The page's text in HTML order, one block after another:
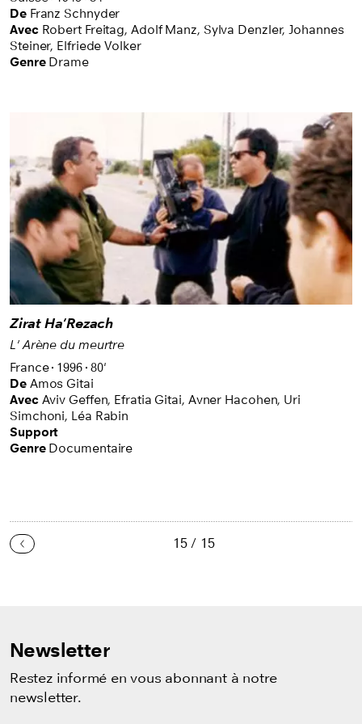
permettent au public de voir ou revoir des films du
patrimoine – la plupart en version restaurée – et des
films contemporains primés. Des sélections à
découvrir une fois par mois dans différentes salles
De Franz Schnyder
Avec Robert Freitag, Adolf Manz, Sylva Denzler, Johannes
Steiner, Elfriede Volker
Genre Drame
Zirat Ha'Rezach
L' Arène du meurtre
France 1996 80'
De Amos Gitai
Avec Aviv Geffen, Efratia Gitai, Avner Hacohen, Uri
Simchoni, Léa Rabin
Support
Genre Documentaire
Précédent 15 / 15
Newsletter
Restez informé en vous abonnant à notre
newsletter.